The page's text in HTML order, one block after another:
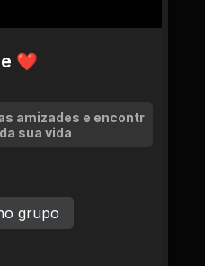
❤
amizades e encontr
sua vida
grupo